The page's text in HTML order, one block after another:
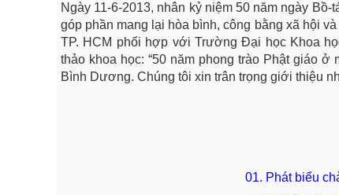
Ngày 11-6-2013, nhân kỷ niệm 50 năm ngày
góp phần mang lại hòa bình, công bằng xã hội
TP. HCM phối hợp với Trường Đại học Khoa
thảo khoa học: “50 năm phong trào Phật giáo
Bình Dương. Chúng tôi xin trân trọng giới thiệu
01. Phát biểu